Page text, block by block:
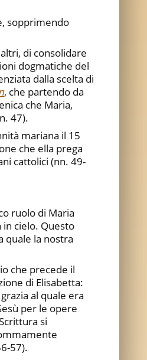
sopprimendo
di consolidare
dogmatiche del
dalla scelta di
, che partendo da
che Maria,
47).
mariana il 15
che ella prega
cattolici (nn. 49-
ruolo di Maria
in cielo. Questo
quale la nostra
che precede il
di Elisabetta:
al quale era
per le opere
si
57).